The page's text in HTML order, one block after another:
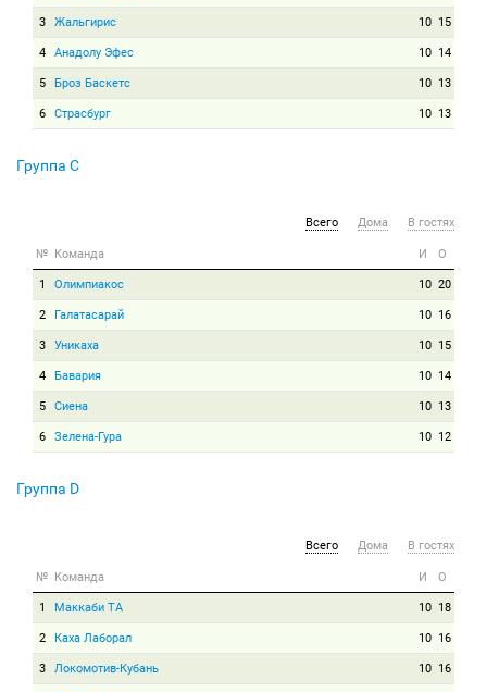
3 Жальгирис 10 15
4 Анадолу Эфес 10 14
5 Броз Баскетс 10 13
6 Страсбург 10 13
Группа C
Всего Дома В гостях
№ Команда И О
1 Олимпиакос 10 20
2 Галатасарай 10 16
3 Уникаха 10 15
4 Бавария 10 14
5 Сиена 10 13
6 Зелена-Гура 10 12
Группа D
Всего Дома В гостях
№ Команда И О
1 Маккаби ТА 10 18
2 Каха Лаборал 10 16
3 Локомотив-Кубань 10 16